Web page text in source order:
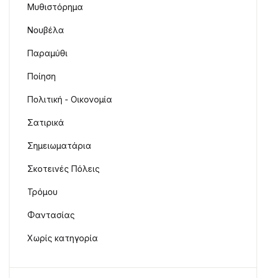
Μυθιστόρημα
Νουβέλα
Παραμύθι
Ποίηση
Πολιτική - Οικονομία
Σατιρικά
Σημειωματάρια
Σκοτεινές Πόλεις
Τρόμου
Φαντασίας
Χωρίς κατηγορία